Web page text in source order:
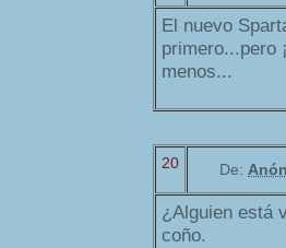
El nuevo
primero...pero
menos...
20 De:
¿Alguien está
coño.